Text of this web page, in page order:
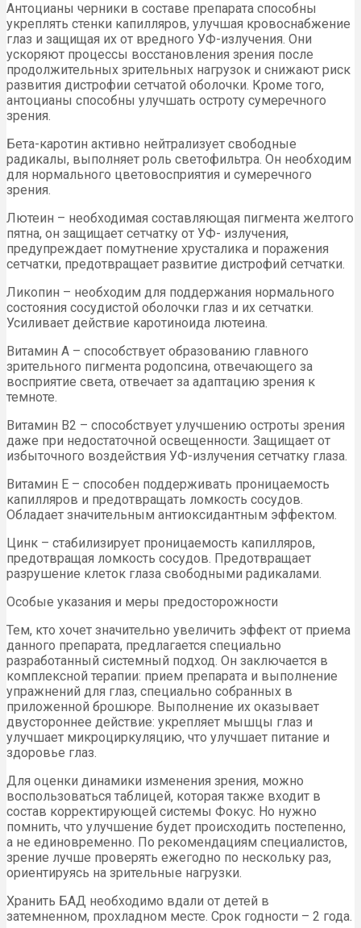
Антоцианы черники в составе препарата способны
укреплять стенки капилляров, улучшая кровоснабжение
глаз и защищая их от вредного УФ-излучения. Они
ускоряют процессы восстановления зрения после
продолжительных зрительных нагрузок и снижают риск
развития дистрофии сетчатой оболочки. Кроме того,
антоцианы способны улучшать остроту сумеречного
зрения.
Бета-каротин активно нейтрализует свободные
радикалы, выполняет роль светофильтра. Он необходим
для нормального цветовосприятия и сумеречного
зрения.
Лютеин – необходимая составляющая пигмента желтого
пятна, он защищает сетчатку от УФ- излучения,
предупреждает помутнение хрусталика и поражения
сетчатки, предотвращает развитие дистрофий сетчатки.
Ликопин – необходим для поддержания нормального
состояния сосудистой оболочки глаз и их сетчатки.
Усиливает действие каротиноида лютеина.
Витамин А – способствует образованию главного
зрительного пигмента родопсина, отвечающего за
восприятие света, отвечает за адаптацию зрения к
темноте.
Витамин В2 – способствует улучшению остроты зрения
даже при недостаточной освещенности. Защищает от
избыточного воздействия УФ-излучения сетчатку глаза.
Витамин Е – способен поддерживать проницаемость
капилляров и предотвращать ломкость сосудов.
Обладает значительным антиоксидантным эффектом.
Цинк – стабилизирует проницаемость капилляров,
предотвращая ломкость сосудов. Предотвращает
разрушение клеток глаза свободными радикалами.
Особые указания и меры предосторожности
Тем, кто хочет значительно увеличить эффект от приема
данного препарата, предлагается специально
разработанный системный подход. Он заключается в
комплексной терапии: прием препарата и выполнение
упражнений для глаз, специально собранных в
приложенной брошюре. Выполнение их оказывает
двустороннее действие: укрепляет мышцы глаз и
улучшает микроциркуляцию, что улучшает питание и
здоровье глаз.
Для оценки динамики изменения зрения, можно
воспользоваться таблицей, которая также входит в
состав корректирующей системы Фокус. Но нужно
помнить, что улучшение будет происходить постепенно,
а не единовременно. По рекомендациям специалистов,
зрение лучше проверять ежегодно по нескольку раз,
ориентируясь на зрительные нагрузки.
Хранить БАД необходимо вдали от детей в
затемненном, прохладном месте. Срок годности – 2 года.